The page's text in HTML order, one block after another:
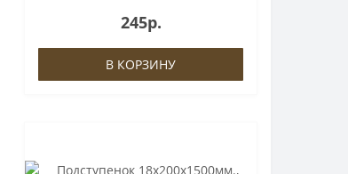
существенно сократить затраты,
заменив данный элемент на более
дешевый ана..
245р.
В КОРЗИНУ